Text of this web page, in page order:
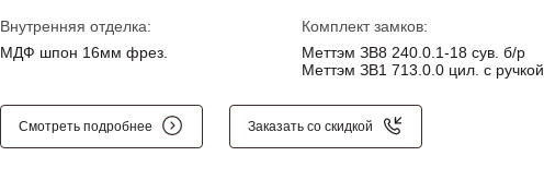
Внутренняя отделка:
МДФ шпон 16мм фрез.
Комплект замков:
Меттэм ЗВ8 240.0.1-18 сув. б/р
Меттэм ЗВ1 713.0.0 цил. с ручкой
Смотреть подробнее Заказать со скидкой